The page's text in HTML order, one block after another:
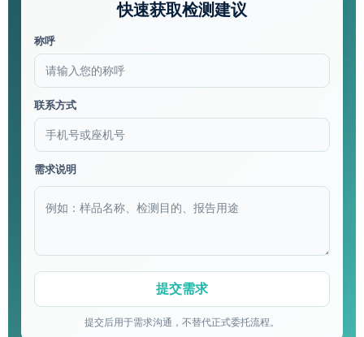
快速获取检测建议
称呼
联系方式
需求说明
提交后用于需求沟通，不替代正式委托流程。